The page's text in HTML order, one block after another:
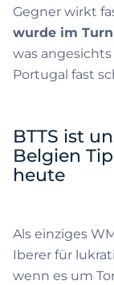
Gegner wirkt
wurde im
was
Portugal fast
BTTS ist
Belgien
heute
Als einziges
Iberer für
wenn es um